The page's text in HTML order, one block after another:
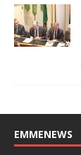
EMMENEWS